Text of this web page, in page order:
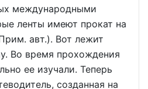
международными
ленты имеют прокат на
авт.). Вот лежит
Во время прохождения
ее изучали. Теперь
созданная на